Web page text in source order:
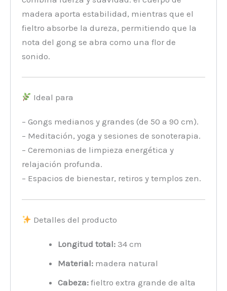
madera aporta estabilidad, mientras que el
fieltro absorbe la dureza, permitiendo que la
nota del gong se abra como una flor de
sonido.
Ideal para
– Gongs medianos y grandes (de 50 a 90 cm).
– Meditación, yoga y sesiones de sonoterapia.
– Ceremonias de limpieza energética y
relajación profunda.
– Espacios de bienestar, retiros y templos zen.
Detalles del producto
Longitud total: 34 cm
Material: madera natural
Cabeza: fieltro extra grande de alta